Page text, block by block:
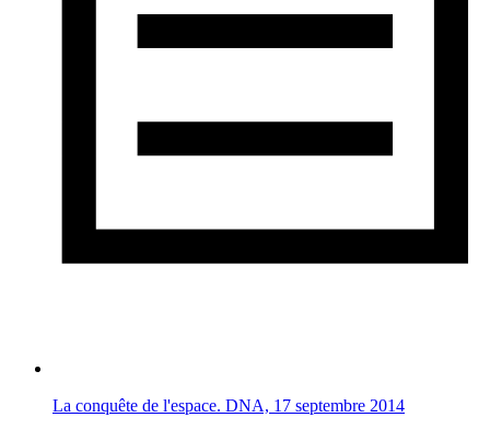
La conquête de l'espace. DNA, 17 septembre 2014